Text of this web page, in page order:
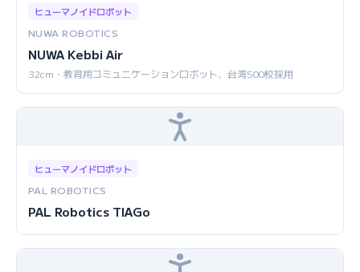
ヒューマノイドロボット
NUWA ROBOTICS
NUWA Kebbi Air
32cm・教育用コミュニケーションロボット、台湾500校採用
ヒューマノイドロボット
PAL ROBOTICS
PAL Robotics TIAGo